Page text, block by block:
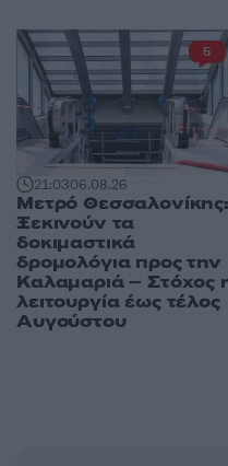
21:0306.08.26
Μετρό Θεσσαλονίκης:
Ξεκινούν τα
δοκιμαστικά
δρομολόγια προς την
Καλαμαριά – Στόχος
λειτουργία έως τέλος
Αυγούστου
5